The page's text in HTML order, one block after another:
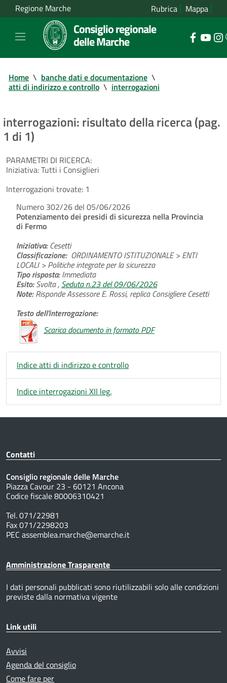
Regione Marche Rubrica Mappa
Consiglio regionale
delle Marche
Home \ banche dati e documentazione \
atti di indirizzo e controllo \ interrogazioni
interrogazioni: risultato della ricerca (pag.
1 di 1)
PARAMETRI DI RICERCA:
Iniziativa:Tutti i Consiglieri
Interrogazioni trovate: 1
Numero 302/26 del 05/06/2026
Potenziamento dei presidi di sicurezza nella Provincia
di Fermo
Iniziativa:Cesetti
Classificazione: ORDINAMENTO ISTITUZIONALE > ENTI
LOCALI > Politiche integrate per la sicurezza
Tipo risposta:Immediata
Esito:Svolta , Seduta n.23 del 09/06/2026
Note:Risponde Assessore E. Rossi, replica Consigliere Cesetti
Testo dell'interrogazione:
Scarica documento in formato PDF
Indice atti di indirizzo e controllo
Indice interrogazioni XII leg.
Contatti
Consiglio regionale delle Marche
Piazza Cavour 23 - 60121 Ancona
Codice fiscale 80006310421
Tel. 071/22981
Fax 071/2298203
PEC assemblea.marche@emarche.it
Amministrazione Trasparente
I dati personali pubblicati sono riutilizzabili solo alle condizioni
previste dalla normativa vigente
Link utili
Avvisi
Agenda del consiglio
Come fare per